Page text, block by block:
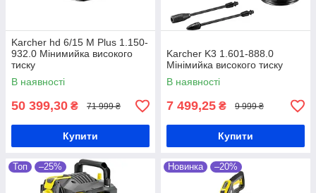
Karcher hd 6/15 M Plus 1.150-
932.0 Мінимийка високого
тиску
В наявності
50 399,30 ₴ 71 999 ₴
Купити
Karcher K3 1.601-888.0
Мінімийка високого тиску
В наявності
7 499,25 ₴ 9 999 ₴
Купити
Топ –25% Новинка –20%